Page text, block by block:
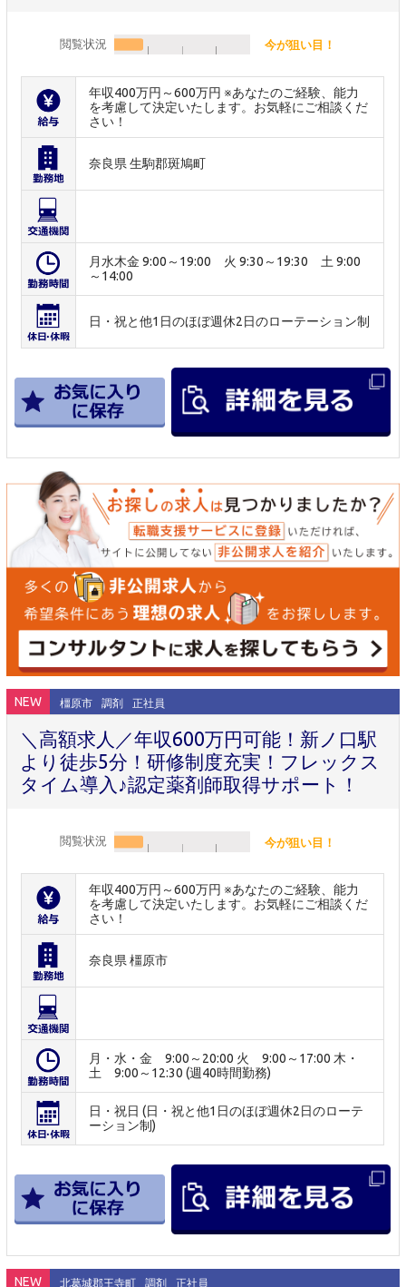
閲覧状況 今が狙い目！
年収400万円～600万円 ※あなたのご経験、能力
を考慮して決定いたします。お気軽にご相談くだ
さい！
奈良県 生駒郡斑鳩町
月水木金 9:00～19:00 火 9:30～19:30 土 9:00
～14:00
日・祝と他1日のほぼ週休2日のローテーション制
NEW 橿原市 調剤 正社員
＼高額求人／年収600万円可能！新ノ口駅
より徒歩5分！研修制度充実！フレックス
タイム導入♪認定薬剤師取得サポート！
閲覧状況 今が狙い目！
年収400万円～600万円 ※あなたのご経験、能力
を考慮して決定いたします。お気軽にご相談くだ
さい！
奈良県 橿原市
月・水・金 9:00～20:00 火 9:00～17:00 木・
土 9:00～12:30 (週40時間勤務)
日・祝日 (日・祝と他1日のほぼ週休2日のローテ
ーション制)
NEW 北葛城郡王寺町 調剤 正社員